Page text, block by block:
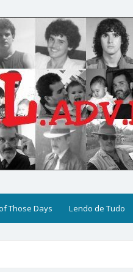
Those Days Lendo de Tudo